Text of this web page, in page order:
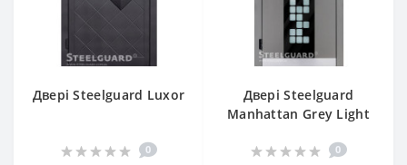
Двері Steelguard Luxor
0
Двері Steelguard
Manhattan Grey Light
0